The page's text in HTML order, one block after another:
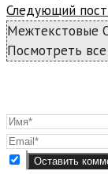
Следующий пост
Межтекстовые
Посмотреть